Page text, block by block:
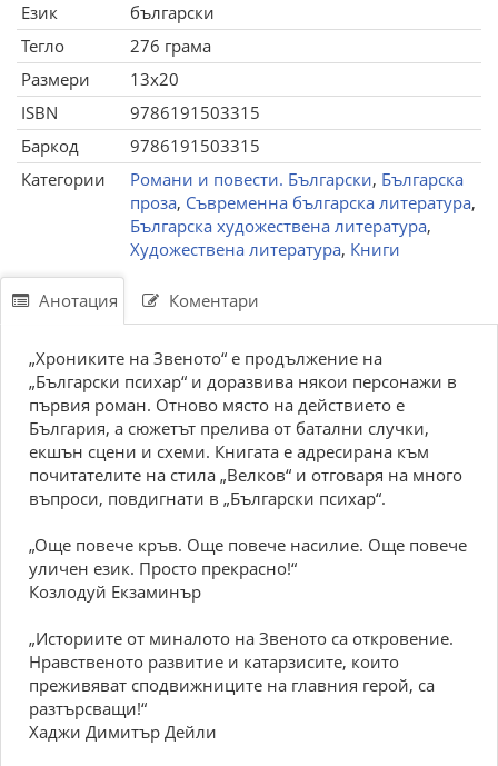
Език
български
Тегло
276 грама
Размери
13x20
ISBN
9786191503315
Баркод
9786191503315
Категории
Романи и повести. Български, Българска
проза, Съвременна българска литература,
Българска художествена литература,
Художествена литература, Книги
Анотация Коментари
„Хрониките на Звеното“ е продължение на
„Български психар“ и доразвива някои персонажи в
първия роман. Отново място на действието е
България, а сюжетът прелива от батални случки,
екшън сцени и схеми. Книгата е адресирана към
почитателите на стила „Велков“ и отговаря на много
въпроси, повдигнати в „Български психар“.
„Още повече кръв. Още повече насилие. Още повече
уличен език. Просто прекрасно!“
Козлодуй Екзаминър
„Историите от миналото на Звеното са откровение.
Нравственото развитие и катарзисите, които
преживяват сподвижниците на главния герой, са
разтърсващи!“
Хаджи Димитър Дейли